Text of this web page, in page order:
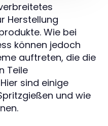
Herstellung
Wie bei
können jedoch
auftreten, die die
Teile
sind einige
und wie